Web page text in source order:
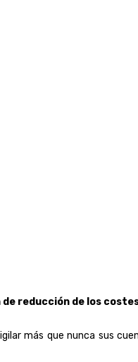
de reducción de los
más que nunca sus